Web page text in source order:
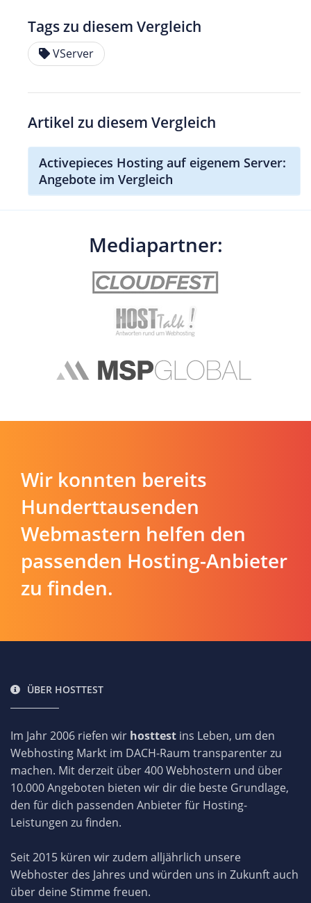
Tags zu diesem Vergleich
VServer
Artikel zu diesem Vergleich
Activepieces Hosting auf eigenem Server:
Angebote im Vergleich
Mediapartner:
Wir konnten bereits
Hunderttausenden
Webmastern helfen den
passenden Hosting-Anbieter
zu finden.
ÜBER HOSTTEST
Im Jahr 2006 riefen wir hosttest ins Leben, um den
Webhosting Markt im DACH-Raum transparenter zu
machen. Mit derzeit über 400 Webhostern und über
10.000 Angeboten bieten wir dir die beste Grundlage,
den für dich passenden Anbieter für Hosting-
Leistungen zu finden.
Seit 2015 küren wir zudem alljährlich unsere
Webhoster des Jahres und würden uns in Zukunft auch
über deine Stimme freuen.